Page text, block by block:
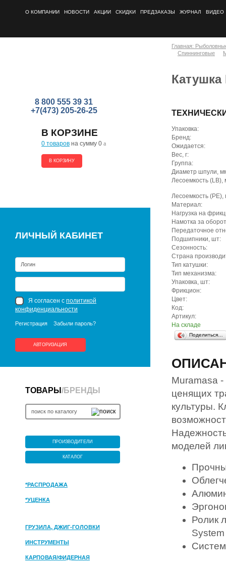
О КОМПАНИИ НОВОСТИ АКЦИИ СКИДКИ ПРЕДЗАКАЗЫ ЖУРНАЛ ВИДЕО
8 800 555 39 31
+7(473) 205-26-25
В КОРЗИНЕ
0 товаров на сумму 0 a
В КОРЗИНУ
ЛИЧНЫЙ КАБИНЕТ
Я согласен с политикой
конфиденциальности
Регистрация Забыли пароль?
АВТОРИЗАЦИЯ
ТОВАРЫ /БРЕНДЫ
ПРОИЗВОДИТЕЛИ
КАТАЛОГ
*РАСПРОДАЖА
*УЦЕНКА
ГРУЗИЛА, ДЖИГ-ГОЛОВКИ
ИНСТРУМЕНТЫ
КАРПОВАЯ/ФИДЕРНАЯ
Главная:
Спиннинговые
Катушка
Упаковка:
Бренд:
Ожидается:
Вес, г:
Группа:
Диаметр шпули,
Лесоемкость (LB),
Лесоемкость
Материал:
Нагрузка на
Намотка за
Передаточное
Подшипники, шт:
Сезонность:
Страна
Тип катушки:
Тип механизма:
Упаковка, шт:
Фрикцион:
Цвет:
Код:
Артикул:
На складе
Поделиться…
Muramasa
ценящих
культуры.
моделей
Ролик